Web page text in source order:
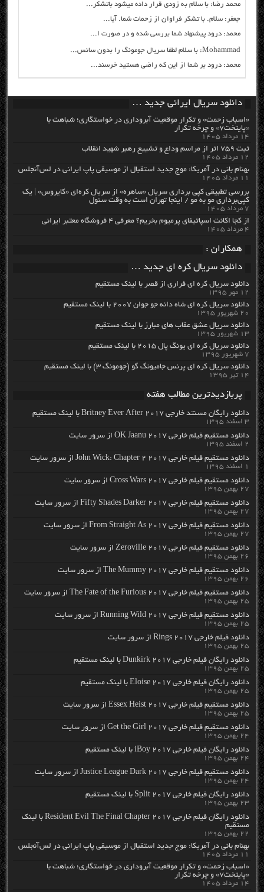
محمد رضا: با سلام به زودی قرار داده میشود باتشکر...
جعفر: سلام. با تشکر فراوان از زحمات شما. آیا...
محمد: درود پیشنهاد شما بررسی شده و در صورت ا...
Mohammad: با سلام لطفا سریال جومونگ را بدون سانس...
محمد: درود بر شما از این که راضی هستید خرسند...
دانلود سریال ایرانی جدید …
«اسباب زحمت» و تکرار موقعیت آبروداری در خواستگاری؛ شباهت با
«پایتخت۷» و چرخه تکرار
۱۴ مرداد ۱۴۰۵
ثبت ۷۵۹ اثر از مراسم وداع و تشییع رهبر شهید انقلاب
۱۲ مرداد ۱۴۰۵
بهنام بانی در آمریکا: موج جدید استقبال از موسیقی پاپ ایرانی در لس‌آنجلس
۱۱ مرداد ۱۴۰۵
بررسی تطبیقی کپی برداری سریال «ساهره» از سریال کره‌ای «کایروس» | یک
کپی‌برداری مو به مو / اینجا تهران است به وقت سئول
۷ مرداد ۱۴۰۵
از کجا اکانت اسپاتیفای پرمیوم بخریم؟ معرفی ۴ فروشگاه معتبر ایرانی
۴ مرداد ۱۴۰۵
همکاران :
دانلود سریال کره ای جدید …
دانلود سریال کره ای فراری از قصر با لینک مستقیم
۱۲ مهر ۱۳۹۵
دانلود سریال کره ای شاه دائه جو جوان ۲۰۰۷ با لینک مستقیم
۲۰ شهریور ۱۳۹۵
دانلود سریال عشق عقاب های مبارز با لینک مستقیم
۱۳ شهریور ۱۳۹۵
دانلود سریال کره ای یونگ پال ۲۰۱۵ با لینک مستقیم
۷ شهریور ۱۳۹۵
دانلود سریال کره ای پرنس جامیونگ گو (جومونگ ۳) با لینک مستقیم
۱۴ تیر ۱۳۹۵
پربازدیدترین مطالب هفته
دانلود رایگان مسنتد خارجی Britney Ever After 2017 با لینک مستقیم
۳ اسفند ۱۳۹۵
دانلود مستقیم فیلم خارجی OK Jaanu 2017 از سرور سایت
۲ اسفند ۱۳۹۵
دانلود مستقیم فیلم خارجی John Wick: Chapter 2 2017 از سرور سایت
۱ اسفند ۱۳۹۵
دانلود مستقیم فیلم خارجی Cross Wars 2017 از سرور سایت
۲۷ بهمن ۱۳۹۵
دانلود مستقیم فیلم خارجی Fifty Shades Darker 2017 از سرور سایت
۲۷ بهمن ۱۳۹۵
دانلود مستقیم فیلم خارجی From Straight As 2017 از سرور سایت
۲۷ بهمن ۱۳۹۵
دانلود مستقیم فیلم خارجی Zeroville 2017 از سرور سایت
۲۶ بهمن ۱۳۹۵
دانلود مستقیم فیلم خارجی The Mummy 2017 از سرور سایت
۲۶ بهمن ۱۳۹۵
دانلود مستقیم فیلم خارجی The Fate of the Furious 2017 از سرور سایت
۲۵ بهمن ۱۳۹۵
دانلود مستقیم فیلم خارجی Running Wild 2017 از سرور سایت
۲۵ بهمن ۱۳۹۵
دانلود فیلم خارجی Rings 2017 از سرور سایت
۲۵ بهمن ۱۳۹۵
دانلود رایگان فیلم خارجی Dunkirk 2017 با لینک مستقیم
۲۵ بهمن ۱۳۹۵
دانلود رایگان فیلم خارجی Eloise 2017 با لینک مستقیم
۲۵ بهمن ۱۳۹۵
دانلود مستقیم فیلم خارجی Essex Heist 2017 از سرور سایت
۲۵ بهمن ۱۳۹۵
دانلود مستقیم فیلم خارجی Get the Girl 2017 از سرور سایت
۲۴ بهمن ۱۳۹۵
دانلود رایگان فیلم خارجی iBoy 2017 با لینک مستقیم
۲۴ بهمن ۱۳۹۵
دانلود مستقیم فیلم خارجی Justice League Dark 2017 از سرور سایت
۲۴ بهمن ۱۳۹۵
دانلود رایگان فیلم خارجی Split 2017 با لینک مستقیم
۲۳ بهمن ۱۳۹۵
دانلود رایگان فیلم خارجی Resident Evil The Final Chapter 2017 با لینک
مستقیم
۲۲ بهمن ۱۳۹۵
بهنام بانی در آمریکا: موج جدید استقبال از موسیقی پاپ ایرانی در لس‌آنجلس
۱۱ مرداد ۱۴۰۵
«اسباب زحمت» و تکرار موقعیت آبروداری در خواستگاری؛ شباهت با
«پایتخت۷» و چرخه تکرار
۱۴ مرداد ۱۴۰۵